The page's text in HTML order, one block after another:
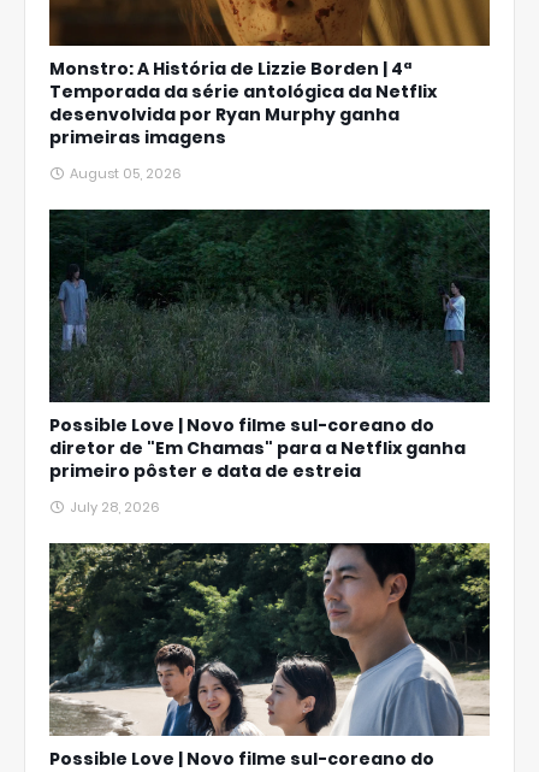
Monstro: A História de Lizzie Borden | 4ª
Temporada da série antológica da Netflix
desenvolvida por Ryan Murphy ganha
primeiras imagens
August 05, 2026
Possible Love | Novo filme sul-coreano do
diretor de "Em Chamas" para a Netflix ganha
primeiro pôster e data de estreia
July 28, 2026
Possible Love | Novo filme sul-coreano do